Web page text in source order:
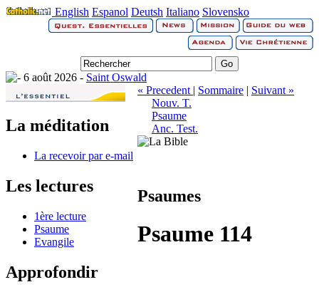
English Espanol Deutsh Italiano Slovensko
6 août 2026 - Saint Oswald
La méditation
La recevoir par e-mail
Les lectures
1ère lecture
Psaume
Evangile
Approfondir
« Precedent | Sommaire | Suivant »
Nouv. T.
Psaume
Anc. Test.
Psaumes
Psaume 114